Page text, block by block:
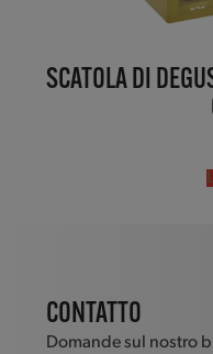
SCATOLA DI
CONTATTO
Domande sul nostro